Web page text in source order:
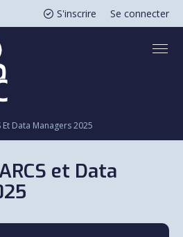
S'inscrire Se connecter
Et Data Managers 2025
et Data